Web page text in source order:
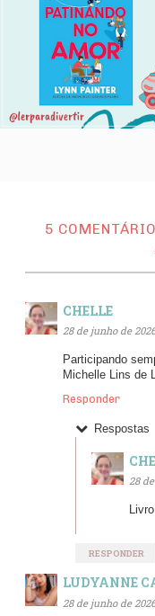
5
CHELLE
28 de junho de
Participando
Michelle Lins de
Responder
Respostas
28
RESPONDER
LUDYANNE
28 de junho de